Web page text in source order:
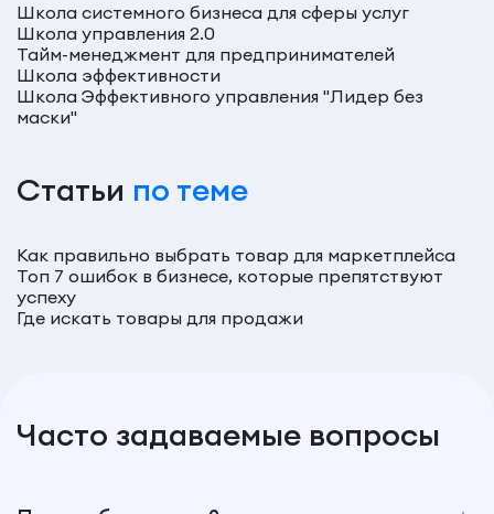
Школа системного бизнеса для сферы услуг
Школа управления 2.0
Тайм-менеджмент для предпринимателей
Школа эффективности
Школа Эффективного управления "Лидер без
маски"
Статьи по теме
Как правильно выбрать товар для маркетплейса
Топ 7 ошибок в бизнесе, которые препятствуют
успеху
Где искать товары для продажи
Часто задаваемые вопросы